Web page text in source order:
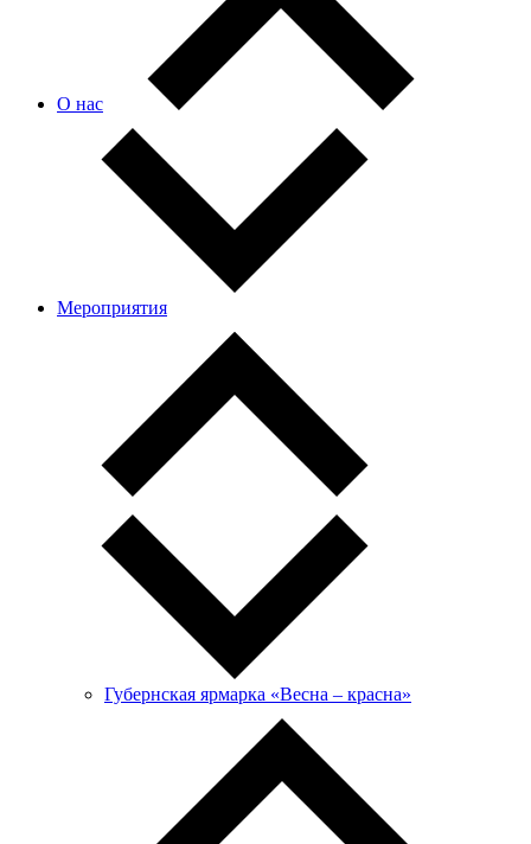
О нас
Мероприятия
Губернская ярмарка «Весна – красна»